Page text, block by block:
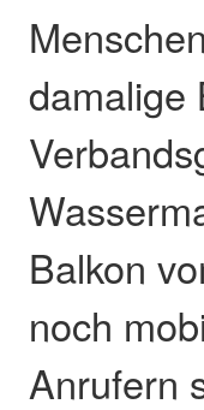
damalige
Balkon
noch
Anrufern